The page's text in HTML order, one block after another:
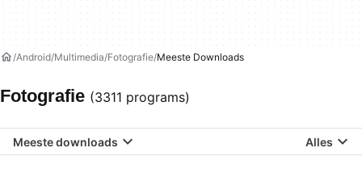
Android Multimedia Fotografie Meeste Downloads
Fotografie (3311 programs)
Meeste downloads Alles